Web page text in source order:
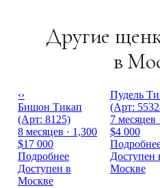
Другие
в
‹›
Бишон Тикап
(Арт: 8125)
8 месяцев · 1,300
$17 000
Подробнее
Доступен в
Москве
Пудель
(Арт:
7 месяцев
$4 000
Доступен
Москве